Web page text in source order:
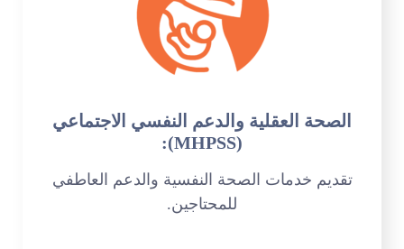
الصحة العقلية والدعم النفسي الاجتماعي
(MHPSS):
تقديم خدمات الصحة النفسية والدعم العاطفي
للمحتاجين.